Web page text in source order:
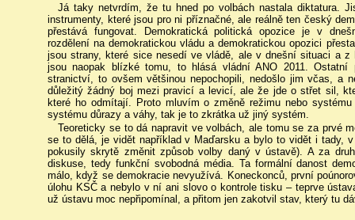
Já taky netvrdím, že tu hned po volbách nastala diktatura.
instrumenty, které jsou pro ni příznačné, ale reálně ten český
přestává fungovat. Demokratická politická opozice je v
rozdělení na demokratickou vládu a demokratickou opozici
jsou strany, které sice nesedí ve vládě, ale v dnešní situaci a z
jsou naopak blízké tomu, to hlásá vládní ANO 2011. Ostatní
stranictví, to ovšem většinou nepochopili, nedošlo jim včas, a
důležitý žádný boj mezi pravicí a levicí, ale že jde o střet sil,
které ho odmítají. Proto mluvím o změně režimu nebo
systému důrazy a váhy, tak je to zkrátka už jiný systém.
Teoreticky se to dá napravit ve volbách, ale tomu se za prvé
se to dělá, je vidět například v Maďarsku a bylo to vidět i tady,
pokusily skrytě změnit způsob volby daný v ústavě). A za
diskuse, tedy funkční svobodná média. Ta formální danost
málo, když se demokracie nevyužívá. Koneckonců, první
úlohu KSČ a nebylo v ní ani slovo o kontrole tisku – teprve
už ústavu moc nepřipomínal, a přitom jen zakotvil stav, který tu